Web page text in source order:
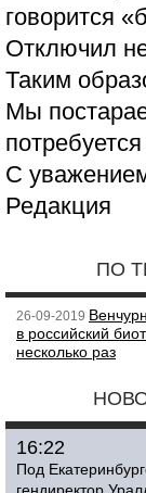
говорится
Отключил
Таким
Мы
С
Редакция
ПО
26-09-2019
в российский
несколько раз
16:22
Под